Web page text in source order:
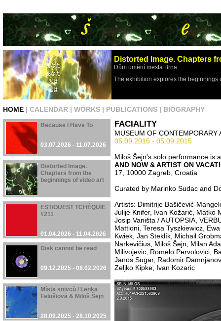
Distorted Image. Chapters
Dům umění mesta Brna
The exhibition explores the
HOME | CALENDAR | WORKS | PUBLICATIONS | BIOGRAPHY
Because I Have To
03.07.2026 - 11.07.2026
Distorted Image.
Chapters from the
beginnings of video art
29.04.2026 - 16.08.2026
EST/OUEST TCHÉQUIE
#211
01.04.2026 - 11.04.2026
Disk cannot be read
09.12.2025 - 08.02.2026
Místa snivců / Lenka
Falušiová & Miloš Šejn
28.09.2025 - 28.10.2025
FACIALITY
MUSEUM OF CONTEMPORARY
05.09.2015 - 05.09.2015
Miloš Šejn's solo performance is
AND NOW & ARTIST ON
17, 10000 Zagreb, Croatia
Curated by Marinko Sudac and
Artists: Dimitrije Bašičević-
Julije Knifer, Ivan Kožarić, Matko
Josip Vaništa / AUTOPSIA,
Mattioni, Teresa Tyszkiewicz,
Kwiek, Jan Steklík, Michail
Narkevičius, Miloš Šejn, Milan
Milivojevic, Romelo Pervolovici,
Janos Sugar, Radomir
Zeljko Kipke, Ivan Kozaric